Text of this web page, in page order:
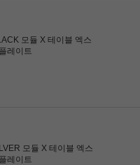
모듈 X 테이블 엑스
레이트
모듈 X 테이블 엑스
레이트